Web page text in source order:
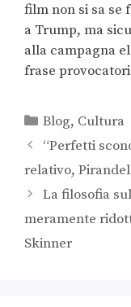
film non si sa se
a Trump, ma
alla campagna
frase
Blog, Cultura
“Perfetti
relativo,
La filosofia
meramente
Skinner